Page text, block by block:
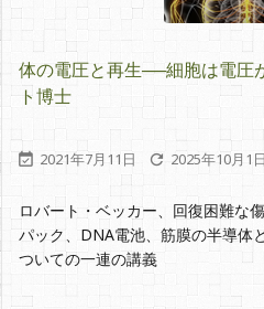
体の電圧と再生──細胞は電圧
ト博士
 2021年7月11日  2025年10月1日
ロバート・ベッカー、回復困難な
パック、DNA電池、筋膜の半導体
ついての一連の講義